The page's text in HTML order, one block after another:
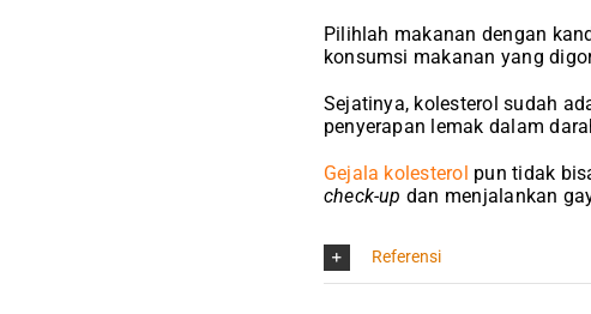
Pilihlah makanan dengan
konsumsi makanan yang
Sejatinya, kolesterol sudah
penyerapan lemak dalam
Gejala kolesterol pun tidak
check-up dan menjalankan
Referensi